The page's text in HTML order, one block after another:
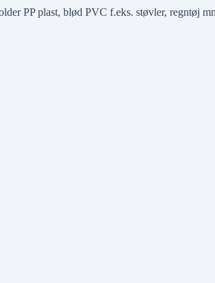
PP plast, blød PVC f.eks. støvler, regntøj